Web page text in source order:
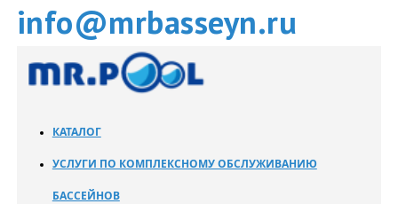
info@mrbasseyn.ru
КАТАЛОГ
УСЛУГИ ПО КОМПЛЕКСНОМУ ОБСЛУЖИВАНИЮ
БАССЕЙНОВ